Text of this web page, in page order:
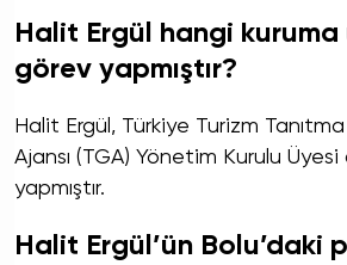
Halit Ergül hangi
görev yapmıştır?
Halit Ergül, Türkiye Turizm
Ajansı (TGA) Yönetim Kurulu
yapmıştır.
Halit Ergül’ün Bolu’daki